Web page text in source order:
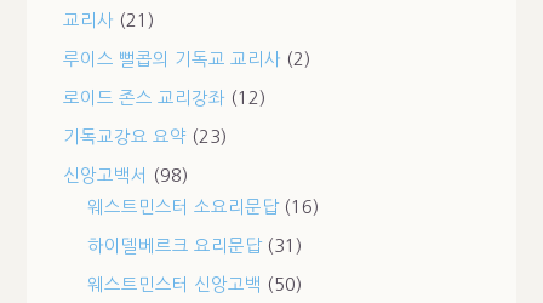
교리사 (21)
루이스 뻘콥의 기독교 교리사 (2)
로이드 존스 교리강좌 (12)
기독교강요 요약 (23)
신앙고백서
(98)
웨스트민스터 소요리문답(16)
하이델베르크 요리문답(31)
웨스트민스터 신앙고백 (50)